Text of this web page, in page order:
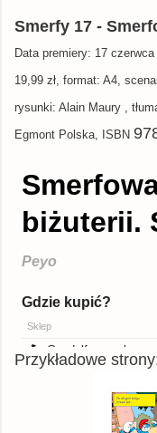
Smerfy 17 -
Data premiery: 17
19,99 zł, format: A4,
rysunki: Alain Maury ,
Egmont Polska, ISBN
Przykładowe